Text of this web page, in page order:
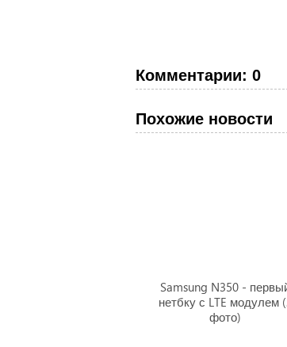
Комментарии: 0
Похожие новости
Samsung N350 -
нетбку с LTE модулем
фото)